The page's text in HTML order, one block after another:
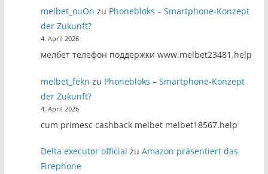
melbet_ouOn zu Phonebloks – Smartphone-Konzept
der Zukunft?
4. April 2026
мелбет телефон поддержки www.melbet23481.help
melbet_fekn zu Phonebloks – Smartphone-Konzept
der Zukunft?
4. April 2026
cum primesc cashback melbet melbet18567.help
Delta executor official zuAmazon präsentiert das
Firephone